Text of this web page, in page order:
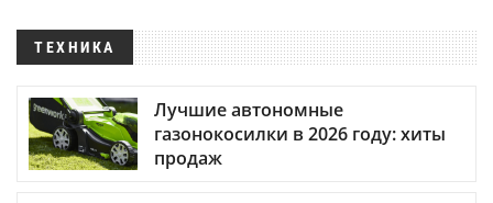
ТЕХНИКА
Лучшие автономные
газонокосилки в 2026 году: хиты
продаж